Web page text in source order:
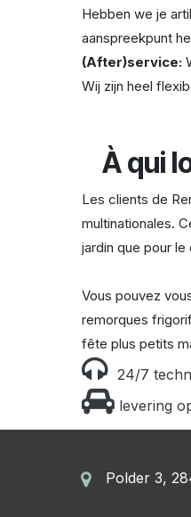
Hebben we je
aanspreekpunt
(After)service:
Wij zijn heel
À qui
Les clients de
multinationales.
jardin que pour
Vous pouvez
remorques
fête plus petits
2​4/7
levering
Polder 3,